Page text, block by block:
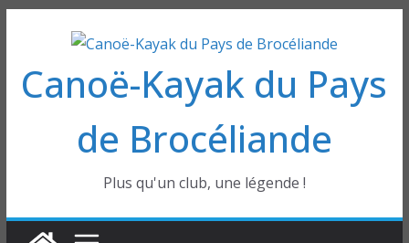
contenu
Canoë-Kayak du Pays
de Brocéliande
Plus qu'un club, une légende !